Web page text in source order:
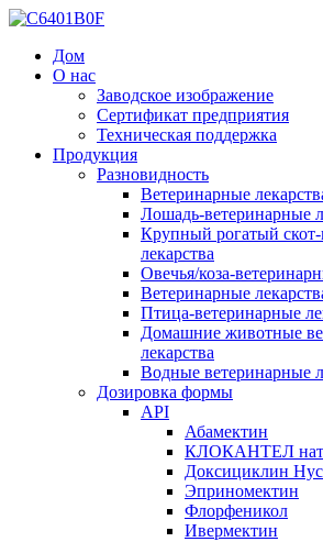
Дом
О нас
Заводское изображение
Сертификат предприятия
Техническая поддержка
Продукция
Разновидность
Ветеринарные
Лошадь-ветеринарные
Крупный рогатый
лекарства
Овечья/коза-
Ветеринарные
Птица-ветеринарные
Домашние животные
лекарства
Водные ветеринарные
Дозировка формы
API
Абамектин
КЛОКАНТЕЛ
Доксициклин
Эприномектин
Флорфеникол
Ивермектин